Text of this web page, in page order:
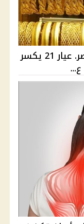
ارتفاع جديد بأسعار الذهب بمصر. عيار 21 يكسر